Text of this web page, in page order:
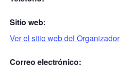
Sitio web:
Ver el sitio web del Organizador
Correo electrónico: